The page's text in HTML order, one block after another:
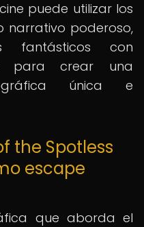
puede utilizar los
narrativo poderoso,
fantásticos con
para crear una
única e
the Spotless
escape
que aborda el